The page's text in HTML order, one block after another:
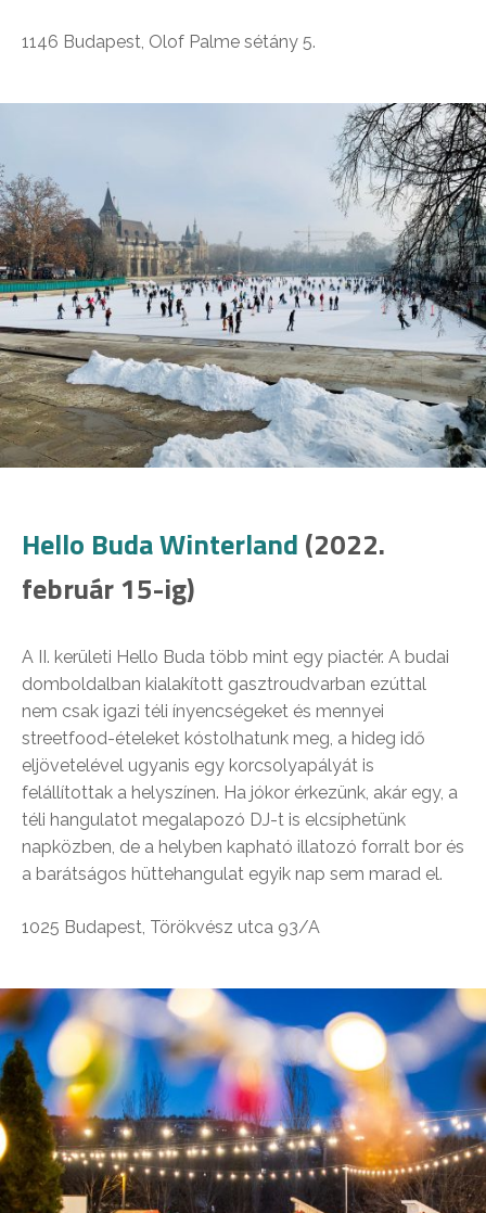
1146 Budapest, Olof Palme sétány 5.
Hello Buda Winterland (2022.
február 15-ig)
A II. kerületi Hello Buda több mint egy piactér. A budai
domboldalban kialakított gasztroudvarban ezúttal
nem csak igazi téli ínyencségeket és mennyei
streetfood-ételeket kóstolhatunk meg, a hideg idő
eljövetelével ugyanis egy korcsolyapályát is
felállítottak a helyszínen. Ha jókor érkezünk, akár egy, a
téli hangulatot megalapozó DJ-t is elcsíphetünk
napközben, de a helyben kapható illatozó forralt bor és
a barátságos hüttehangulat egyik nap sem marad el.
1025 Budapest, Törökvész utca 93/A